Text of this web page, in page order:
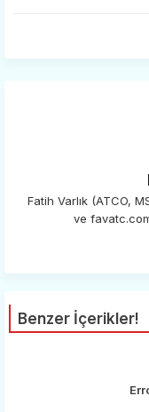
Fatih Varlık (ATCO,
ve
Benzer İçerikler!